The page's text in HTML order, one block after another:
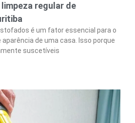
regular de
é um fator essencial para o
de uma casa. Isso porque
suscetíveis